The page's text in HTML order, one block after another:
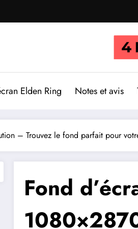
Elden Ring Notes et avis
– Trouvez le fond parfait pour
Fond